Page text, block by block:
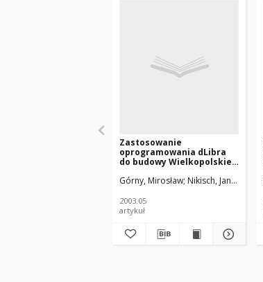
Zastosowanie
oprogramowania dLibra
do budowy Wielkopolskiej
Górny, Mirosław Nikisch, Jan Andrzej
2003.05
artykuł